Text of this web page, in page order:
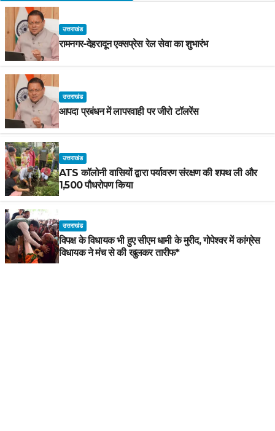
उत्तराखंड
रामनगर-देहरादून एक्सप्रेस रेल सेवा का शुभारंभ
उत्तराखंड
आपदा प्रबंधन में लापरवाही पर जीरो टॉलरेंस
उत्तराखंड
ATS कॉलोनी वासियों द्वारा पर्यावरण संरक्षण की शपथ ली और
1,500 पौधरोपण किया
उत्तराखंड
विपक्ष के विधायक भी हुए सीएम धामी के मुरीद, गोपेश्वर में कांग्रेस
विधायक ने मंच से की खुलकर तारीफ*